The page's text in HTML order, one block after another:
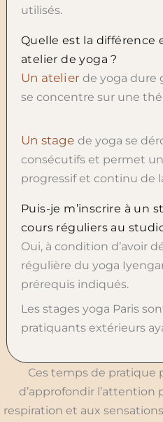
utilisés.
Quelle est la différence
atelier de yoga ?
Un atelierde yoga dure
se concentre sur une
Un stage de yoga se
consécutifs et permet
progressif et continu de
Puis-je m’inscrire à un
cours réguliers au
Oui, à condition d’avoir
régulière du yoga
prérequis indiqués.
Les stages yoga Paris
pratiquants extérieurs
Ces temps de
d’approfondir l’attention
respiration et aux